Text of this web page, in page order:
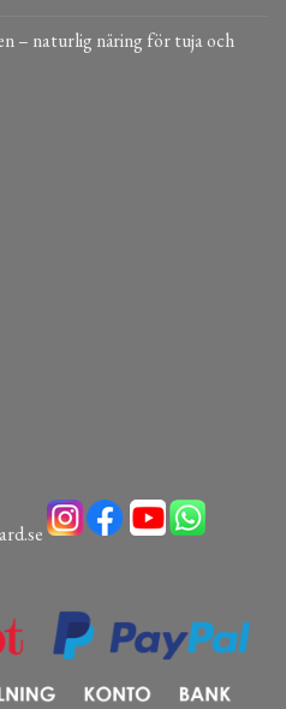
– naturlig näring för tuja och